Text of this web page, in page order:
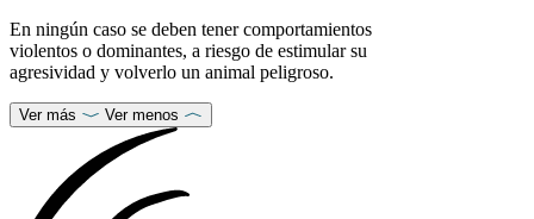
En ningún caso se deben tener comportamientos
violentos o dominantes, a riesgo de estimular su
agresividad y volverlo un animal peligroso.
Ver más Ver menos